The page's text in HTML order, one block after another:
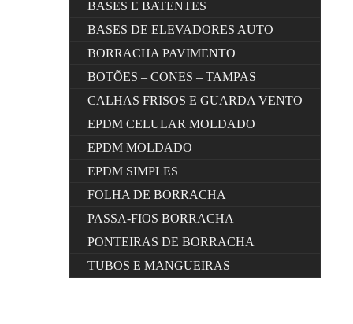
BASES E BATENTES
BASES DE ELEVADORES AUTO
BORRACHA PAVIMENTO
BOTÕES – CONES – TAMPAS
CALHAS FRISOS E GUARDA VENTO
EPDM CELULAR MOLDADO
EPDM MOLDADO
EPDM SIMPLES
FOLHA DE BORRACHA
PASSA-FIOS BORRACHA
PONTEIRAS DE BORRACHA
TUBOS E MANGUEIRAS